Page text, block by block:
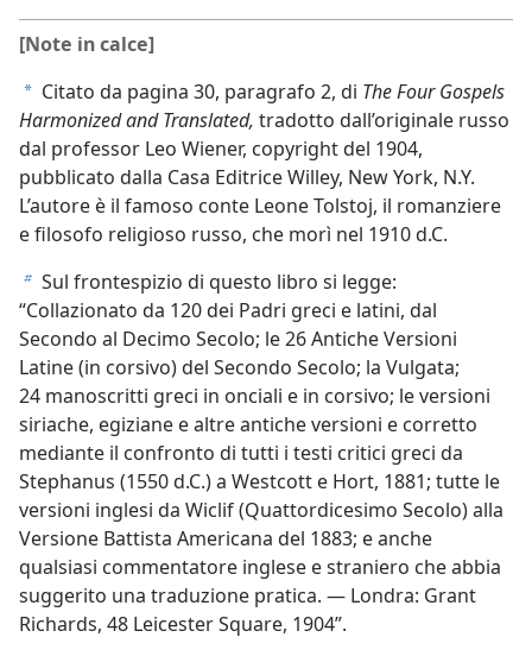
[Note in calce]
a Citato da pagina 30, paragrafo 2, di The Four Gospels
Harmonized and Translated, tradotto dall’originale russo
dal professor Leo Wiener, copyright del 1904,
pubblicato dalla Casa Editrice Willey, New York, N.Y.
L’autore è il famoso conte Leone Tolstoj, il romanziere
e filosofo religioso russo, che morì nel 1910 d.C.
b Sul frontespizio di questo libro si legge:
“Collazionato da 120 dei Padri greci e latini, dal
Secondo al Decimo Secolo; le 26 Antiche Versioni
Latine (in corsivo) del Secondo Secolo; la Vulgata;
24 manoscritti greci in onciali e in corsivo; le versioni
siriache, egiziane e altre antiche versioni e corretto
mediante il confronto di tutti i testi critici greci da
Stephanus (1550 d.C.) a Westcott e Hort, 1881; tutte le
versioni inglesi da Wiclif (Quattordicesimo Secolo) alla
Versione Battista Americana del 1883; e anche
qualsiasi commentatore inglese e straniero che abbia
suggerito una traduzione pratica. — Londra: Grant
Richards, 48 Leicester Square, 1904”.